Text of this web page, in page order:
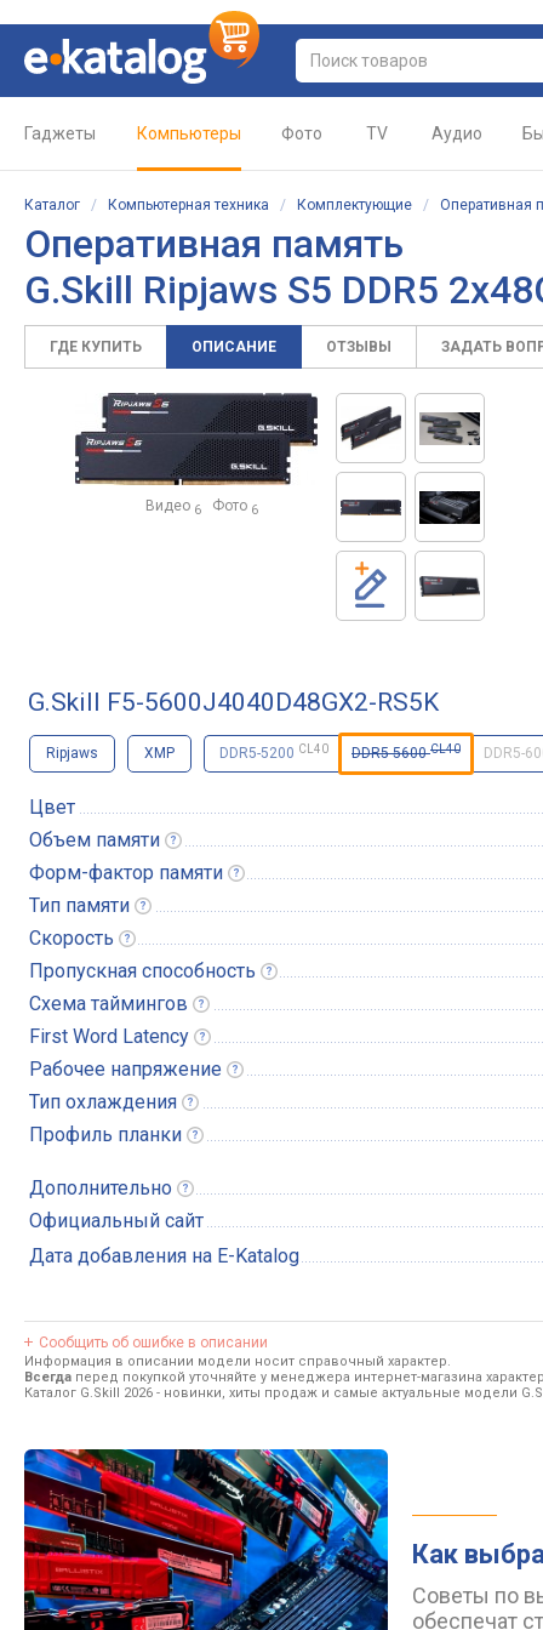
Гаджеты Компьютеры Фото TV Аудио
Каталог / Компьютерная техника / Комплектующие / Оперативная
Оперативная память
G.Skill Ripjaws S5 DDR5
ГДЕ КУПИТЬ ОПИСАНИЕ ОТЗЫВЫ ЗАДАТЬ
Видео 6 Фото 6
G.Skill F5-5600J4040D48GX2-RS5K
Ripjaws XMP DDR5-5200 CL40 DDR5-5600CL40 DDR5-
Цвет
Объем памяти
Форм-фактор памяти
Тип памяти
Скорость
Пропускная способность
Схема таймингов
First Word Latency
Рабочее напряжение
Тип охлаждения
Профиль планки
Дополнительно
Официальный сайт
Дата добавления на E-Katalog
Сообщить об ошибке в описании
Информация в описании модели носит справочный характер.
Всегда перед покупкой уточняйте у менеджера интернет-магазина
Каталог G.Skill 2026 - новинки, хиты продаж и самые актуальные модели
Как
Советы по
обеспечат